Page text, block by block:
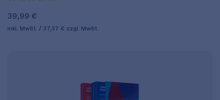
39,99 €
inkl. MwSt. 37,37 € zzgl. MwSt.